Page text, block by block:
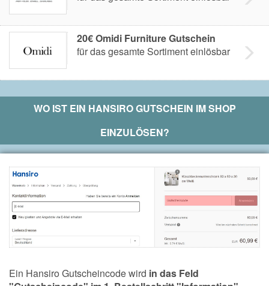
20€ Omidi Furniture Gutschein
für das gesamte Sortiment einlösbar
WO IST EIN HANSIROGUTSCHEIN IM SHOP
EINZULÖSEN?
Ein Hansiro Gutscheincode wird in das Feld